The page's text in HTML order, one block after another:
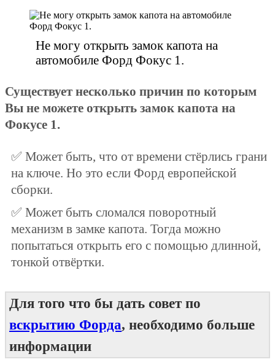
Не могу открыть замок капота на
автомобиле Форд Фокус 1.
Существует несколько причин по которым
Вы не можете открыть замок капота на
Фокусе 1.
✅ Может быть, что от времени стёрлись грани
на ключе. Но это если Форд европейской
сборки.
✅ Может быть сломался поворотный
механизм в замке капота. Тогда можно
попытаться открыть его с помощью длинной,
тонкой отвёртки.
Для того что бы дать совет по
вскрытию Форда, необходимо больше
информации